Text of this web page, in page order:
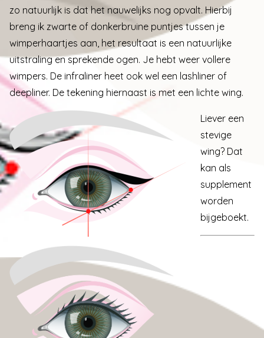
zo natuurlijk is dat het nauwelijks nog opvalt. Hierbij
breng ik zwarte of donkerbruine puntjes tussen je
wimperhaartjes aan, het resultaat is een natuurlijke
uitstraling en sprekende ogen. Je hebt weer vollere
wimpers. De infraliner heet ook wel een lashliner of
deepliner. De tekening hiernaast is met een lichte wing.
Liever een
stevige
wing? Dat
kan als
supplement
worden
bijgeboekt.